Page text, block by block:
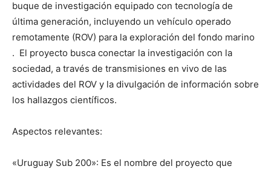
buque de investigación equipado con tecnología de
última generación, incluyendo un vehículo operado
remotamente (ROV) para la exploración del fondo marino
. El proyecto busca conectar la investigación con la
sociedad, a través de transmisiones en vivo de las
actividades del ROV y la divulgación de información sobre
los hallazgos científicos.
Aspectos relevantes:
«Uruguay Sub 200»: Es el nombre del proyecto que